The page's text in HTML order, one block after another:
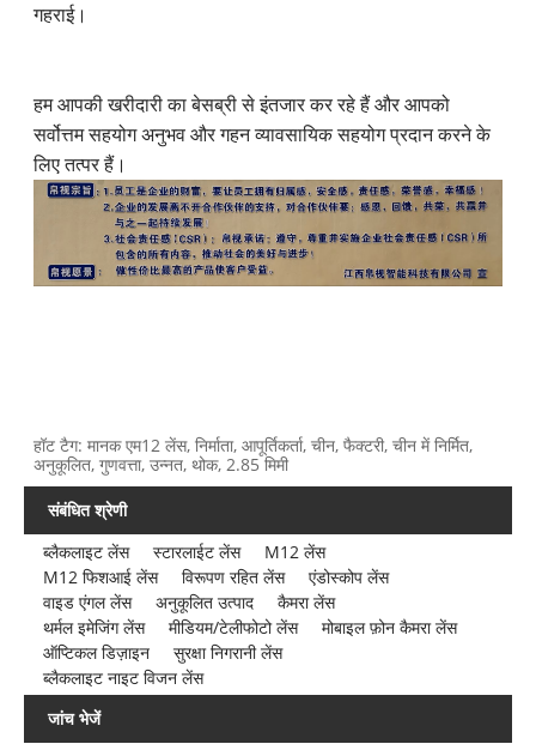
गहराई।
हम आपकी खरीदारी का बेसब्री से इंतजार कर रहे हैं और आपको
सर्वोत्तम सहयोग अनुभव और गहन व्यावसायिक सहयोग प्रदान करने के
लिए तत्पर हैं।
हॉट टैग: मानक एम12 लेंस, निर्माता, आपूर्तिकर्ता, चीन, फैक्टरी, चीन में निर्मित,
अनुकूलित, गुणवत्ता, उन्नत, थोक, 2.85 मिमी
संबंधित श्रेणी
ब्लैकलाइट लेंस
स्टारलाईट लेंस
M12 लेंस
M12 फिशआई लेंस
विरूपण रहित लेंस
एंडोस्कोप लेंस
वाइड एंगल लेंस
अनुकूलित उत्पाद
कैमरा लेंस
थर्मल इमेजिंग लेंस
मीडियम/टेलीफोटो लेंस
मोबाइल फ़ोन कैमरा लेंस
ऑप्टिकल डिज़ाइन
सुरक्षा निगरानी लेंस
ब्लैकलाइट नाइट विजन लेंस
जांच भेजें